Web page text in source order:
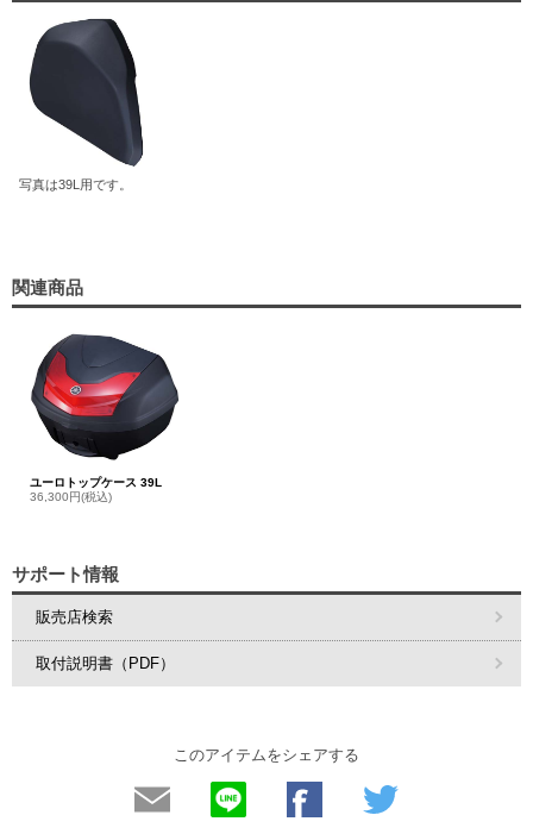
写真は39L用です。
関連商品
ユーロトップケース 39L
36,300円(税込)
サポート情報
販売店検索
取付説明書（PDF）
このアイテムをシェアする